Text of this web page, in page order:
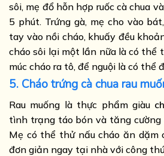
sôi, mẹ đổ hỗn hợp ruốc cà chua
5 phút. Trứng gà, mẹ cho vào
tay vào nồi cháo, khuấy đều
cháo sôi lại một lần nữa là có thể
múc cháo ra tô, để nguội là có thể
5. Cháo trứng cà chua rau
Rau muống là thực phẩm giàu
tình trạng táo bón và tăng cường
Mẹ có thể thử nấu cháo ăn dặm
đơn giản ngay tại nhà với công